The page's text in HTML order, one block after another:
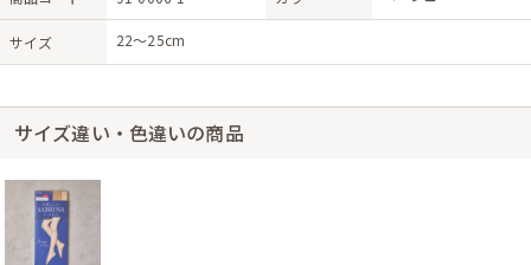
サイズ 22〜25cm
サイズ違い・色違いの商品